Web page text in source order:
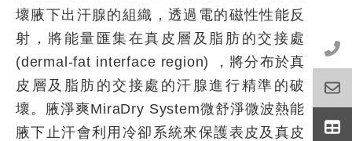
壞腋下出汗腺的組織，透過電的磁性性能反
射，將能量匯集在真皮層及脂肪的交接處
(dermal-fat interface region) ，將分布於真
皮層及脂肪的交接處的汗腺進行精準的破
壞。腋淨爽MiraDry System微舒淨微波熱能
腋下止汗會利用冷卻系統來保護表皮及真皮